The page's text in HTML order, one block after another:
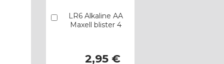
LR6 Alkaline AA
Maxell blister 4
2,95 €
Añadir